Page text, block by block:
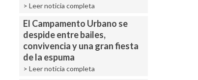
> Leer noticia completa
El Campamento Urbano se
despide entre bailes,
convivencia y una gran fiesta
de la espuma
> Leer noticia completa